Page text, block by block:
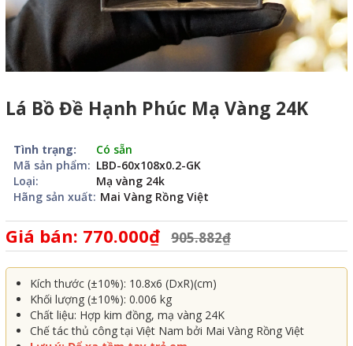
Lá Bồ Đề Hạnh Phúc Mạ Vàng 24K
Tình trạng:
Có sẵn
Mã sản phẩm: LBD-60x108x0.2-GK
Loại:
Mạ vàng 24k
Hãng sản xuất: Mai Vàng Rồng Việt
Giá bán: 770.000₫ 905.882₫
Kích thước (±10%): 10.8x6 (DxR)(cm)
Khối lượng (±10%): 0.006 kg
Chất liệu: Hợp kim đồng, mạ vàng 24K
Chế tác thủ công tại Việt Nam bởi Mai Vàng Rồng Việt